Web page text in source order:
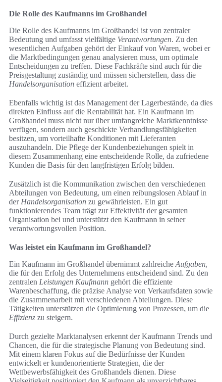
Die Rolle des Kaufmanns im Großhandel
Die Rolle des Kaufmanns im Großhandel ist von zentraler
Bedeutung und umfasst vielfältige Verantwortungen. Zu den
wesentlichen Aufgaben gehört der Einkauf von Waren, wobei er
die Marktbedingungen genau analysieren muss, um optimale
Entscheidungen zu treffen. Diese Fachkräfte sind auch für die
Preisgestaltung zuständig und müssen sicherstellen, dass die
Handelsorganisation effizient arbeitet.
Ebenfalls wichtig ist das Management der Lagerbestände, da dies
direkten Einfluss auf die Rentabilität hat. Ein Kaufmann im
Großhandel muss nicht nur über umfangreiche Marktkenntnisse
verfügen, sondern auch geschickte Verhandlungsfähigkeiten
besitzen, um vorteilhafte Konditionen mit Lieferanten
auszuhandeln. Die Pflege der Kundenbeziehungen spielt in
diesem Zusammenhang eine entscheidende Rolle, da zufriedene
Kunden die Basis für den langfristigen Erfolg bilden.
Zusätzlich ist die Kommunikation zwischen den verschiedenen
Abteilungen von Bedeutung, um einen reibungslosen Ablauf in
der Handelsorganisation zu gewährleisten. Ein gut
funktionierendes Team trägt zur Effektivität der gesamten
Organisation bei und unterstützt den Kaufmann in seiner
verantwortungsvollen Position.
Was leistet ein Kaufmann im Großhandel?
Ein Kaufmann im Großhandel übernimmt zahlreiche Aufgaben,
die für den Erfolg des Unternehmens entscheidend sind. Zu den
zentralen Leistungen Kaufmann gehört die effiziente
Warenbeschaffung, die präzise Analyse von Verkaufsdaten sowie
die Zusammenarbeit mit verschiedenen Abteilungen. Diese
Tätigkeiten unterstützen die Optimierung von Prozessen, um die
Effizienz zu steigern.
Durch gezielte Marktanalysen erkennt der Kaufmann Trends und
Chancen, die für die strategische Planung von Bedeutung sind.
Mit einem klaren Fokus auf die Bedürfnisse der Kunden
entwickelt er kundenorientierte Strategien, die der
Wettbewerbsfähigkeit des Großhandels dienen. Diese